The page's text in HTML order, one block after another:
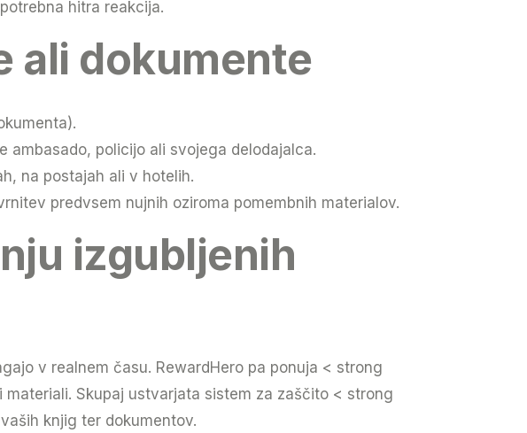
hitra reakcija.
ali dokumente
ambasado, policijo ali svojega delodajalca.
na postajah ali v hotelih.
predvsem nujnih oziroma pomembnih materialov.
izgubljenih
v realnem času. RewardHero pa ponuja < strong
Skupaj ustvarjata sistem za zaščito < strong
knjig ter dokumentov.